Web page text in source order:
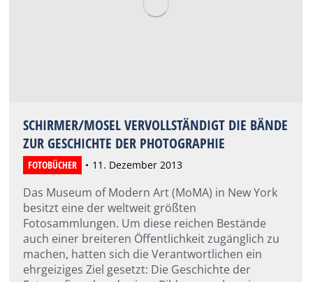
SCHIRMER/MOSEL VERVOLLSTÄNDIGT DIE BÄNDE
ZUR GESCHICHTE DER PHOTOGRAPHIE
FOTOBÜCHER 11. Dezember 2013
Das Museum of Modern Art (MoMA) in New York
besitzt eine der weltweit größten
Fotosammlungen. Um diese reichen Bestände
auch einer breiteren Öffentlichkeit zugänglich zu
machen, hatten sich die Verantwortlichen ein
ehrgeiziges Ziel gesetzt: Die Geschichte der